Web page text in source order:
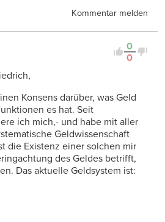
Kommentar melden
0
0
Konsens darüber, was Geld
es hat. Seit
ich mich,- und habe mit aller
Geldwissenschaft
die Existenz einer solchen mir
des Geldes betrifft,
Das aktuelle Geldsystem ist: